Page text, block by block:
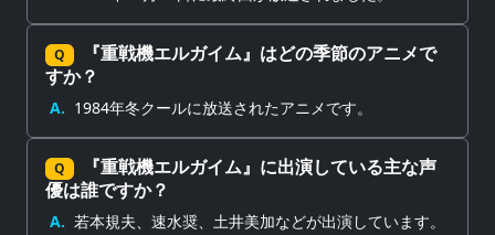
Q
『重戦機エルガイム』はどの季節のアニメで
すか？
A. 1984年冬クールに放送されたアニメです。
Q
『重戦機エルガイム』に出演している主な声
優は誰ですか？
A. 若本規夫、速水奨、土井美加などが出演しています。